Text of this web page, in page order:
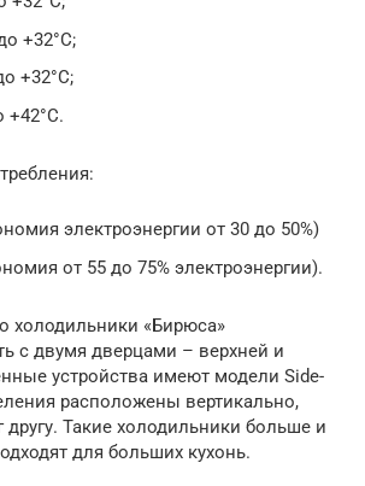
+32°С;
+32°С;
+42°С.
электроэнергии от 30 до 50%)
от 55 до 75% электроэнергии).
холодильники «Бирюса»
с двумя дверцами – верхней и
устройства имеют модели Side-
расположены вертикально,
другу. Такие холодильники больше и
для больших кухонь.